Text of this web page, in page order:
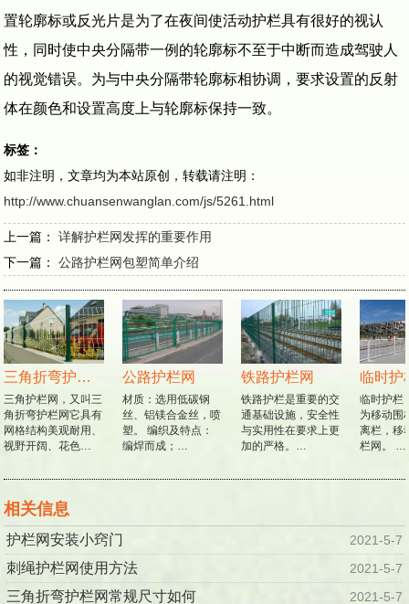
置轮廓标或反光片是为了在夜间使活动护栏具有很好的视认
性，同时使中央分隔带一例的轮廓标不至于中断而造成驾驶人
的视觉错误。为与中央分隔带轮廓标相协调，要求设置的反射
体在颜色和设置高度上与轮廓标保持一致。
标签：
如非注明，文章均为本站原创，转载请注明：
http://www.chuansenwanglan.com/js/5261.html
上一篇：详解护栏网发挥的重要作用
下一篇：公路护栏网包塑简单介绍
三角折弯护栏网
三角护栏网，又叫三
角折弯护栏网它具有
网格结构美观耐用、
视野开阔、花色…
公路护栏网
材质：选用低碳钢
丝、铝镁合金丝，喷
塑。 编织及特点：
编焊而成；…
铁路护栏网
铁路护栏是重要的交
通基础设施，安全性
与实用性在要求上更
加的严格。…
临时护
临时护栏
为移动围
离栏，移
栏网。 …
相关信息
护栏网安装小窍门 2021-5-7
刺绳护栏网使用方法 2021-5-7
三角折弯护栏网常规尺寸如何 2021-5-7